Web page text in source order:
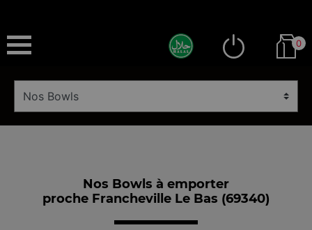
0
Nos Bowls à emporter
proche Francheville Le Bas (69340)